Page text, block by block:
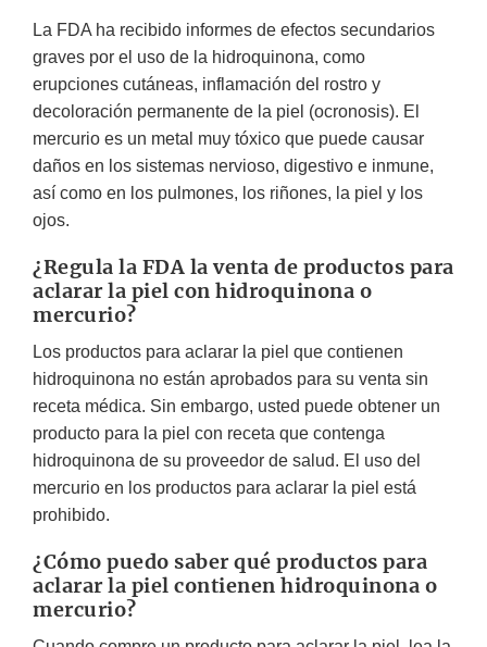
La FDA ha recibido informes de efectos secundarios
graves por el uso de la hidroquinona, como
erupciones cutáneas, inflamación del rostro y
decoloración permanente de la piel (ocronosis). El
mercurio es un metal muy tóxico que puede causar
daños en los sistemas nervioso, digestivo e inmune,
así como en los pulmones, los riñones, la piel y los
ojos.
¿Regula la FDA la venta de productos para
aclarar la piel con hidroquinona o
mercurio?
Los productos para aclarar la piel que contienen
hidroquinona no están aprobados para su venta sin
receta médica. Sin embargo, usted puede obtener un
producto para la piel con receta que contenga
hidroquinona de su proveedor de salud. El uso del
mercurio en los productos para aclarar la piel está
prohibido.
¿Cómo puedo saber qué productos para
aclarar la piel contienen hidroquinona o
mercurio?